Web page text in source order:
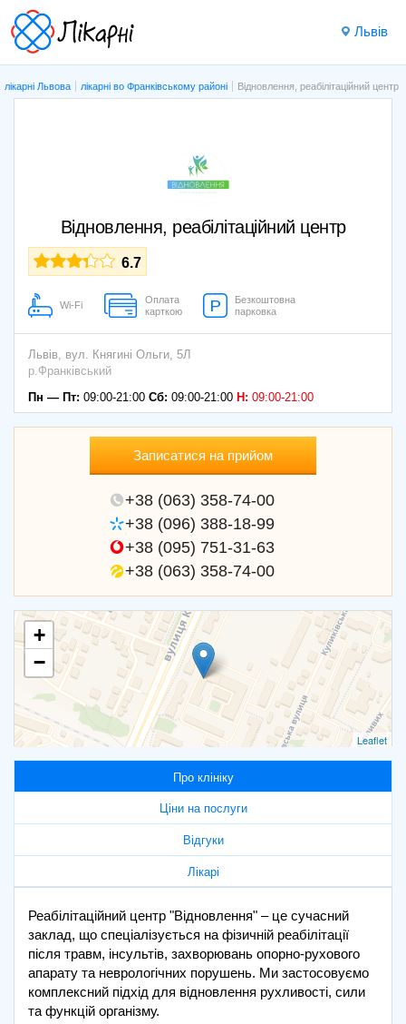
Львів
лікарні Львова лікарні во Франківському районі Відновлення, реабілітаційний центр
Відновлення, реабілітаційний центр
6.7
Wi-Fi
Оплата
карткою
Безкоштовна
парковка
Львів,
вул. Княгині Ольги, 5Л
р.Франківський
Пн — Пт: 09:00-21:00 Сб: 09:00-21:00 Н: 09:00-21:00
Записатися на прийом
+38 (063) 358-74-00
+38 (096) 388-18-99
+38 (095) 751-31-63
+38 (063) 358-74-00
+
−
Leaflet
Про клініку
Ціни на послуги
Відгуки
Лікарі
Реабілітаційний центр "Відновлення" – це сучасний
заклад, що спеціалізується на фізичній реабілітації
після травм, інсультів, захворювань опорно-рухового
апарату та неврологічних порушень. Ми застосовуємо
комплексний підхід для відновлення рухливості, сили
та функцій організму.